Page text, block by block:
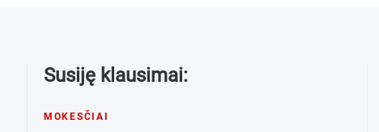
Susiję klausimai:
MOKESČIAI